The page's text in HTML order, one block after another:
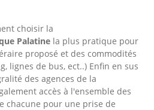
choisir la
Palatine la plus pratique pour
proposé et des commodités
lignes de bus, ect..) Enfin en sus
des agences de la
accès à l'ensemble des
chacune pour une prise de